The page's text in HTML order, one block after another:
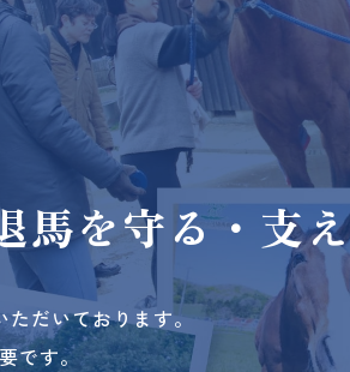
馬を守る・支
ただいております。
です。